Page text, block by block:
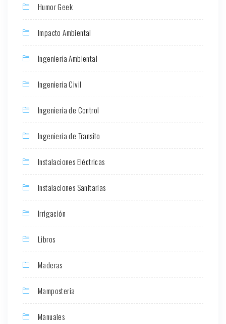
Humor Geek
Impacto Ambiental
Ingeniería Ambiental
Ingeniería Civil
Ingeniería de Control
Ingeniería de Transito
Instalaciones Eléctricas
Instalaciones Sanitarias
Irrigación
Libros
Maderas
Mamposteria
Manuales